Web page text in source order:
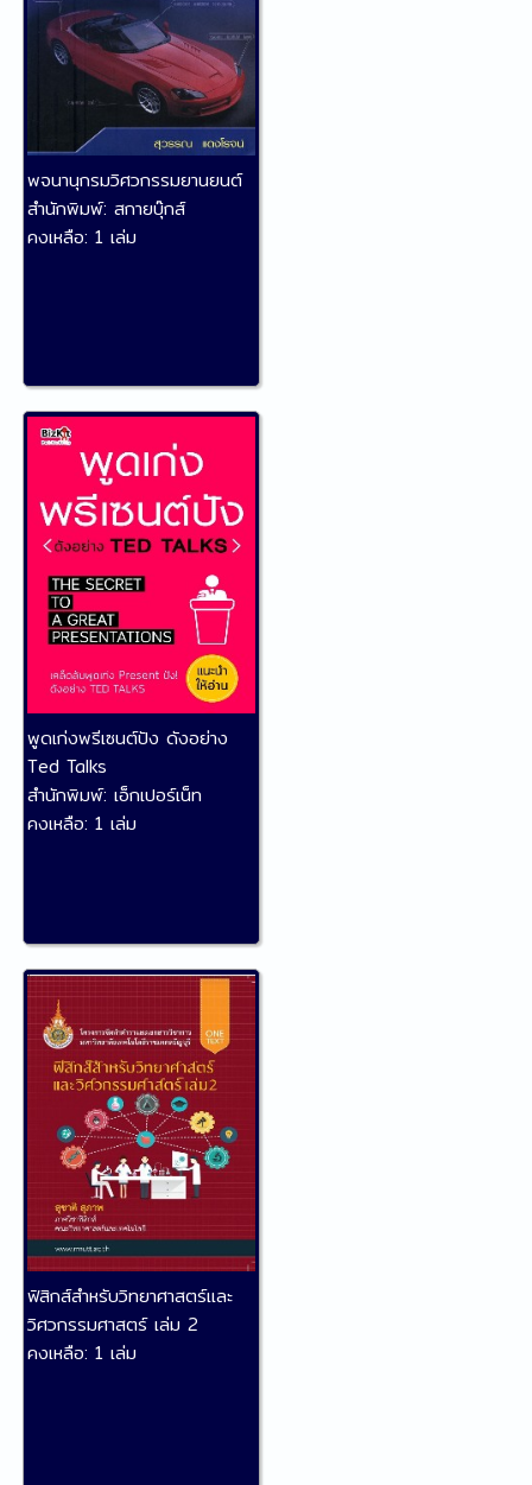
พจนานุกรมวิศวกรรมยานยนต์
สำนักพิมพ์: สกายบุ๊กส์
คงเหลือ: 1 เล่ม
พูดเก่งพรีเซนต์ปัง ดังอย่าง
Ted Talks
สำนักพิมพ์: เอ็กเปอร์เน็ท
คงเหลือ: 1 เล่ม
ฟิสิกส์สำหรับวิทยาศาสตร์และ
วิศวกรรมศาสตร์ เล่ม 2
คงเหลือ: 1 เล่ม